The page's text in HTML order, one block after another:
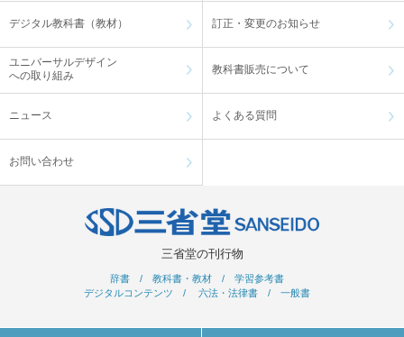
デジタル教科書（教材） 訂正・変更のお知らせ
ユニバーサルデザイン
への取り組み
教科書販売について
ニュース よくある質問
お問い合わせ
三省堂の刊行物
辞書 / 教科書・教材 / 学習参考書
デジタルコンテンツ / 六法・法律書 / 一般書